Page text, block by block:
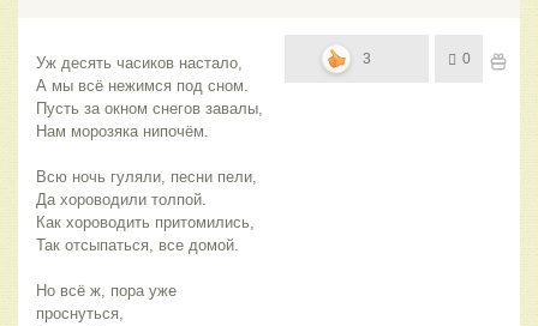
Уж десять часиков настало,
А мы всё нежимся под сном.
Пусть за окном снегов завалы,
Нам морозяка нипочём.
Всю ночь гуляли, песни пели,
Да хороводили толпой.
Как хороводить притомились,
Так отсыпаться, все домой.
Но всё ж, пора уже
проснуться,
3 0